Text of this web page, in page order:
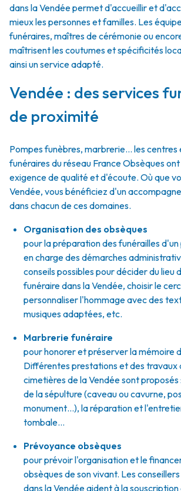
dans la Vendée permet d'accueillir et
mieux les personnes et familles. Les
funéraires, maîtres de cérémonie ou
maîtrisent les coutumes et spécificités
ainsi un service adapté.
Vendée : des services
de proximité
Pompes funèbres, marbrerie… les centres
funéraires du réseau France Obsèques
exigence de qualité et d'écoute. Où que
Vendée, vous bénéficiez d'un
dans chacun de ces domaines.
Organisation des obsèques
pour la préparation des funérailles
en charge des démarches
conseils possibles pour décider du lieu
funéraire dans la Vendée, choisir le
personnaliser l'hommage avec des
musiques adaptées, etc.
Marbrerie funéraire
pour honorer et préserver la mémoire
Différentes prestations et des travaux
cimetières de la Vendée sont
de la sépulture (caveau ou cavurne,
monument…), la réparation et
tombale…
Prévoyance obsèques
pour prévoir l'organisation et le
obsèques de son vivant. Les
dans la Vendée aident à la